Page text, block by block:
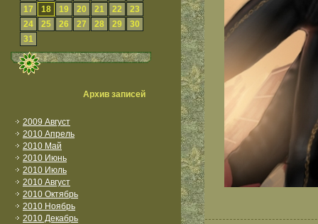
17
18 19 20 21 22
23
24
25 26 27 28 29
30
31
Архив записей
2009 Август
2010 Апрель
2010 Май
2010 Июнь
2010 Июль
2010 Август
2010 Октябрь
2010 Ноябрь
2010 Декабрь